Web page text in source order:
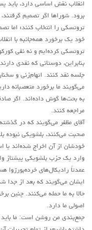
انقلاب نقش اساسی دارد، باید
برود. شوراها اگر تصمیم
تروتسکی را انتخاب کنند؛ اما
خود یک برخورد همه‌جانبه با
تروتسکی کرده‌ایم و نه نفی
بنابراین، دوستانی که نقدی
جلسه نقد کنند. اتهام‌زنی و
می‌گویند ما برخورد متعصبانه
به بحث‌ها گوش داده‌اند. اگر
مراجعه کنند.
آقای مظفر می‌گویند که در
صحبت می‌کنند، بلشویکی نبوده
خودشان از آن اخراج شده‌اند یا
وارد یک حزب بلشویکی پیشتاز
عمدتاً رادیکال‌های خرده‌بورژوا
ایشان می‌گویند که بعد از جدا
حالا به ما حمله می‌کنند. چنین
اصولی ما دارد.
جمع‌بندی من روشن است: ما باید